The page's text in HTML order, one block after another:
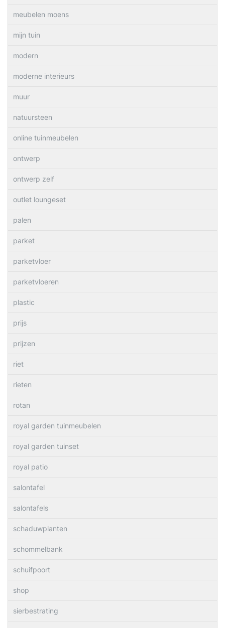
meubelen moens
mijn tuin
modern
moderne interieurs
muur
natuursteen
online tuinmeubelen
ontwerp
ontwerp zelf
outlet loungeset
palen
parket
parketvloer
parketvloeren
plastic
prijs
prijzen
riet
rieten
rotan
royal garden tuinmeubelen
royal garden tuinset
royal patio
salontafel
salontafels
schaduwplanten
schommelbank
schuifpoort
shop
sierbestrating